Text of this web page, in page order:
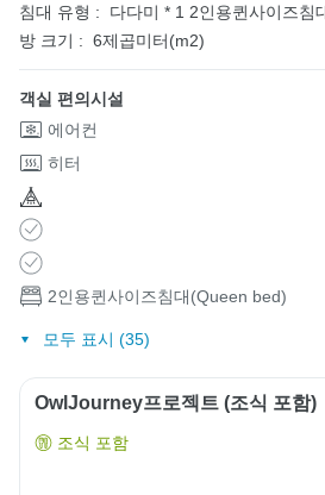
침대 유형 :
다다미 * 1 2인용퀸사이즈침
방 크기 : 6제곱미터(m2)
객실 편의시설
에어컨
히터
2인용퀸사이즈침대(Queen bed)
모두 표시 (35)
OwlJourney프로젝트 (조식 포함)
조식 포함